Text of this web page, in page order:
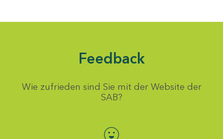
Feedback
Wie zufrieden sind Sie mit der Website der
SAB?
Bewertung auswählen